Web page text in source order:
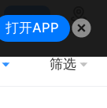
搜索
地图
筛选
打开APP